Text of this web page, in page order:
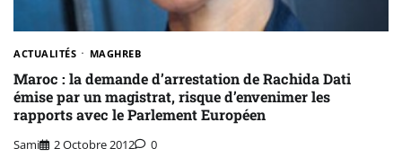
ACTUALITÉS MAGHREB
Maroc : la demande d’arrestation de Rachida Dati
émise par un magistrat, risque d’envenimer les
rapports avec le Parlement Européen
Sami 2 Octobre 2012 0